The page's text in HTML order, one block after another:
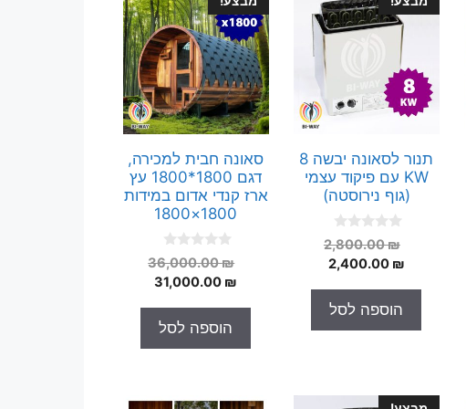
תנור לסאונה יבשה 8
KW עם פיקוד עצמי
(גוף נירוסטה)
0
o
u
o
f
5
2,800.00₪
המחיר
2,400.00 ₪
המחיר
הוספה לסל
סאונה חבית למכירה,
דגם 1800*1800 עץ
ארז קנדי אדום במידות
1800×1800
0
o
u
o
f
5
36,000.00₪
המחיר
31,000.00 ₪
המחיר
הוספה לסל